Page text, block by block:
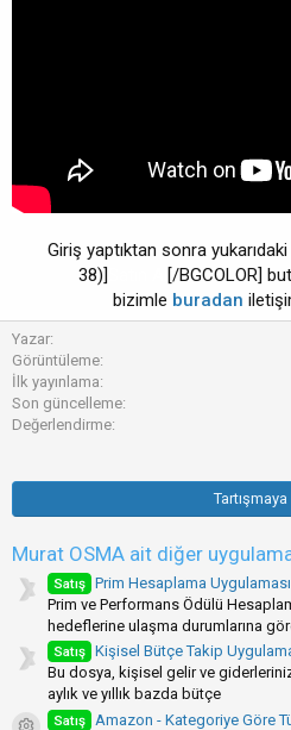
Giriş yaptıktan sonra
38)]
[/BGCOLOR]
bizimle buradan
Yazar
Görüntüleme
İlk yayınlama
Son güncelleme
Değerlendirme
Tartışmaya
Murat OSMA ait diğer
Satış Prim Hesaplama Uygulaması
Prim ve Performans Ödülü
hedeflerine ulaşma durumlarına
Satış Kişisel Bütçe Takip
Bu dosya, kişisel gelir ve
aylık ve yıllık bazda bütçe
Satış Amazon - Kategoriye Göre